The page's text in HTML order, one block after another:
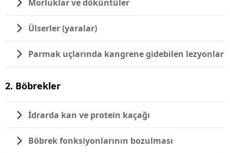
Morluklar ve döküntüler
Ülserler (yaralar)
Parmak uçlarında kangrene gidebilen lezyonlar
2. Böbrekler
İdrarda kan ve protein kaçağı
Böbrek fonksiyonlarının bozulması